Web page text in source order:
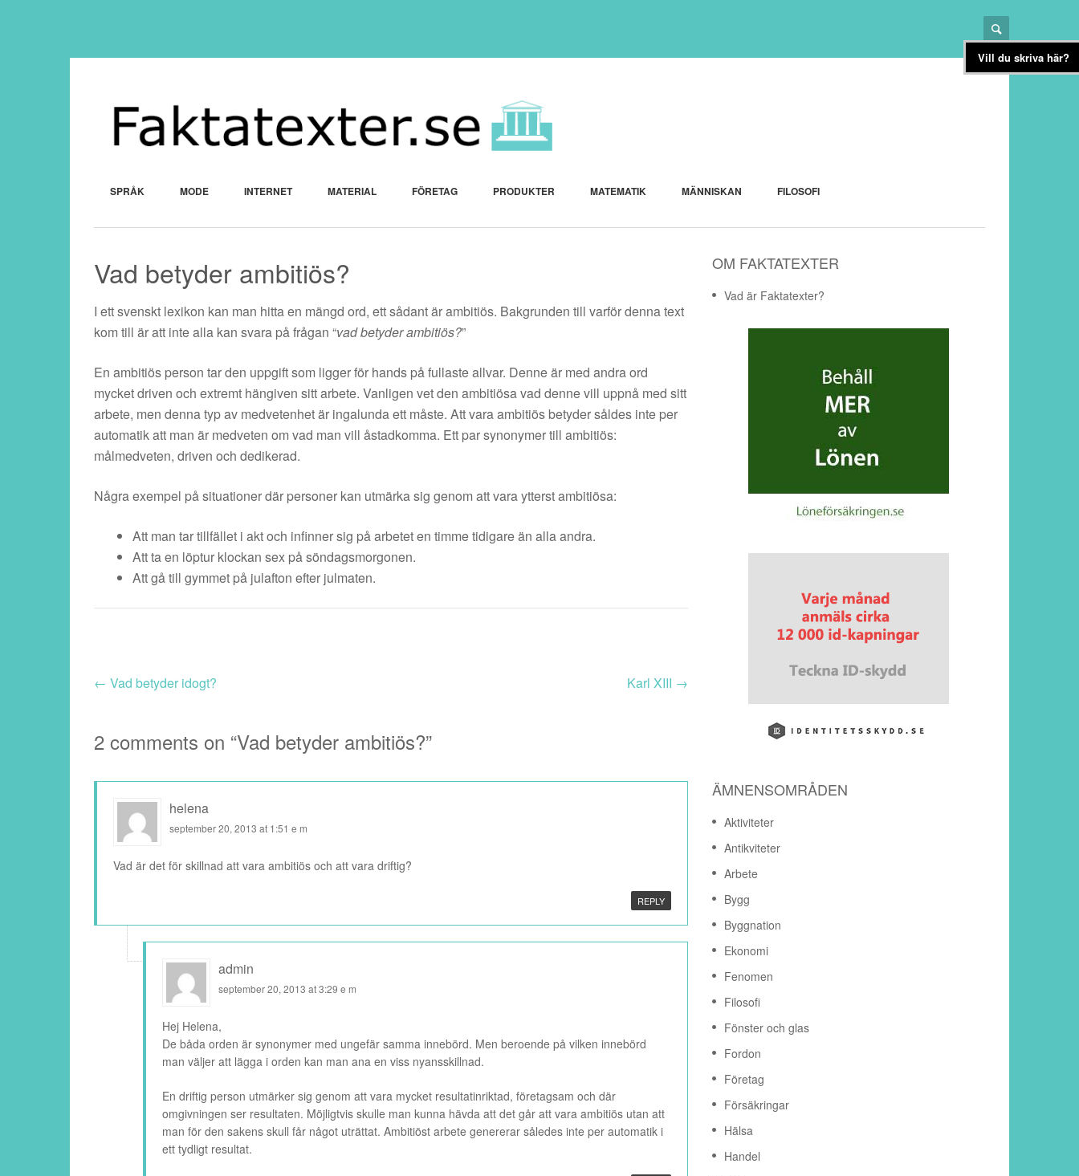
SPRÅK MODE INTERNET MATERIAL FÖRETAG PRODUKTER MATEMATIK MÄNNISKAN FILOSOFI
Vad betyder ambitiös?
I ett svenskt lexikon kan man hitta en mängd ord, ett sådant är ambitiös. Bakgrunden till varför denna text
kom till är att inte alla kan svara på frågan “vad betyder ambitiös?”
En ambitiös person tar den uppgift som ligger för hands på fullaste allvar. Denne är med andra ord
mycket driven och extremt hängiven sitt arbete. Vanligen vet den ambitiösa vad denne vill uppnå med sitt
arbete, men denna typ av medvetenhet är ingalunda ett måste. Att vara ambitiös betyder såldes inte per
automatik att man är medveten om vad man vill åstadkomma. Ett par synonymer till ambitiös:
målmedveten, driven och dedikerad.
Några exempel på situationer där personer kan utmärka sig genom att vara ytterst ambitiösa:
Att man tar tillfället i akt och infinner sig på arbetet en timme tidigare än alla andra.
Att ta en löptur klockan sex på söndagsmorgonen.
Att gå till gymmet på julafton efter julmaten.
← Vad betyder idogt? Karl XIII →
2 comments on “Vad betyder ambitiös?”
helena
september 20, 2013 at 1:51 e m
Vad är det för skillnad att vara ambitiös och att vara driftig?
REPLY
admin
september 20, 2013 at 3:29 e m
Hej Helena,
De båda orden är synonymer med ungefär samma innebörd. Men beroende på vilken innebörd
man väljer att lägga i orden kan man ana en viss nyansskillnad.
En driftig person utmärker sig genom att vara mycket resultatinriktad, företagsam och där
omgivningen ser resultaten. Möjligtvis skulle man kunna hävda att det går att vara ambitiös utan att
man för den sakens skull får något uträttat. Ambitiöst arbete genererar således inte per automatik i
ett tydligt resultat.
OM FAKTATEXTER
Vad är Faktatexter?
ÄMNENSOMRÅDEN
Aktiviteter
Antikviteter
Arbete
Bygg
Byggnation
Ekonomi
Fenomen
Filosofi
Fönster och glas
Fordon
Företag
Försäkringar
Hälsa
Handel
Vill du skriva här?